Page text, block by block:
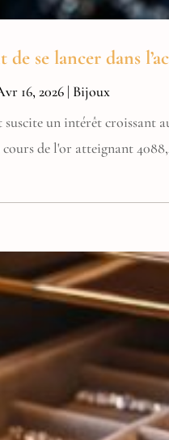
se lancer dans
16, 2026 | Bijoux
un intérêt croissant
de l'or atteignant